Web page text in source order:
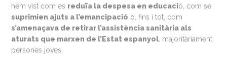
hem vist com es reduïa la despesa en educació, com se
suprimien ajuts a l’emancipació o, fins i tot, com
s’amenaçava de retirar l’assistència sanitària als
aturats que marxen de l’Estat espanyol , majoritàriament
persones joves.